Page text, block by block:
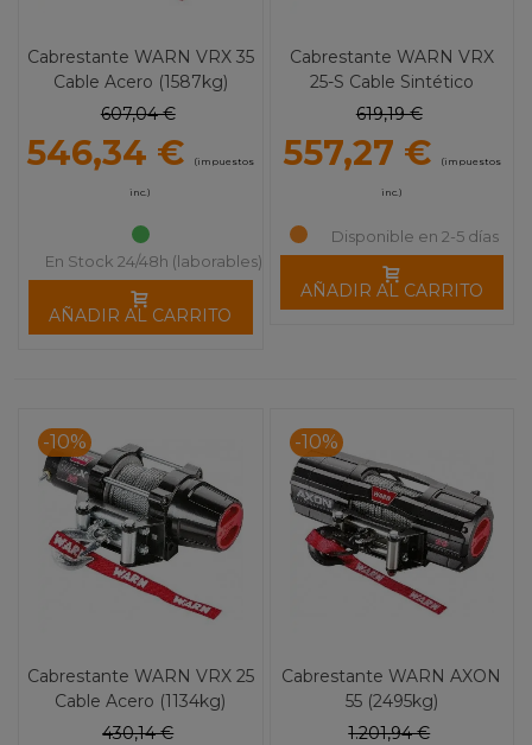
Cabrestante WARN VRX 35
Cable Acero (1587kg)
607,04 €
546,34 € (impuestos
inc.)
En Stock 24/48h (laborables)
AÑADIR AL CARRITO
Cabrestante WARN VRX
25-S Cable Sintético
(1134kg)
619,19 €
557,27 € (impuestos
inc.)
Disponible en 2-5 días
AÑADIR AL CARRITO
-10%
Cabrestante WARN VRX 25
Cable Acero (1134kg)
430,14 €
-10%
Cabrestante WARN AXON
55 (2495kg)
1.201,94 €